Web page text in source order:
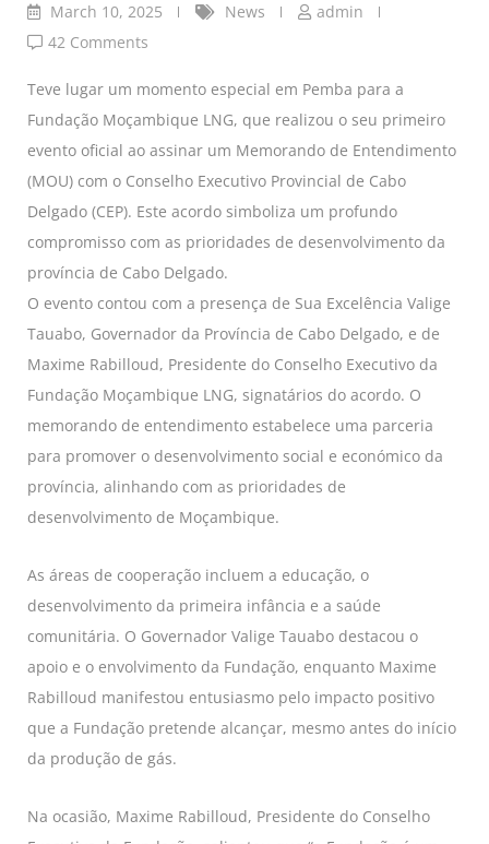
March 10, 2025 News
admin
42 Comments
Teve lugar um momento especial em Pemba para a
Fundação Moçambique LNG, que realizou o seu primeiro
evento oficial ao assinar um Memorando de Entendimento
(MOU) com o Conselho Executivo Provincial de Cabo
Delgado (CEP). Este acordo simboliza um profundo
compromisso com as prioridades de desenvolvimento da
província de Cabo Delgado.
O evento contou com a presença de Sua Excelência Valige
Tauabo, Governador da Província de Cabo Delgado, e de
Maxime Rabilloud, Presidente do Conselho Executivo da
Fundação Moçambique LNG, signatários do acordo. O
memorando de entendimento estabelece uma parceria
para promover o desenvolvimento social e económico da
província, alinhando com as prioridades de
desenvolvimento de Moçambique.
As áreas de cooperação incluem a educação, o
desenvolvimento da primeira infância e a saúde
comunitária. O Governador Valige Tauabo destacou o
apoio e o envolvimento da Fundação, enquanto Maxime
Rabilloud manifestou entusiasmo pelo impacto positivo
que a Fundação pretende alcançar, mesmo antes do início
da produção de gás.
Na ocasião, Maxime Rabilloud, Presidente do Conselho